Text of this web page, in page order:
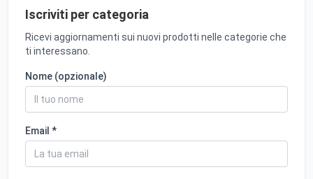
Iscriviti per categoria
Ricevi aggiornamenti sui nuovi prodotti nelle categorie che
ti interessano.
Nome (opzionale)
Email *